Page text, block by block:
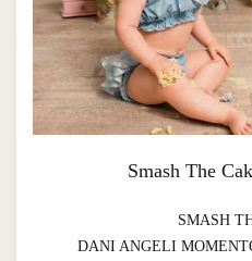
Smash The
SMASH
DANI ANGELI